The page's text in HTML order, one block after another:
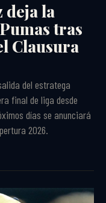
deja la
tras
Clausura
del estratega
final de liga desde
días se anunciará
2026.